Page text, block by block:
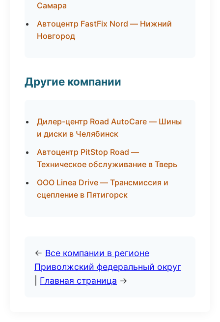
Самара
Автоцентр FastFix Nord — Нижний
Новгород
Другие компании
Дилер-центр Road AutoCare — Шины
и диски в Челябинск
Автоцентр PitStop Road —
Техническое обслуживание в Тверь
ООО Linea Drive — Трансмиссия и
сцепление в Пятигорск
← Все компании в регионе
Приволжский федеральный округ
Главная страница →